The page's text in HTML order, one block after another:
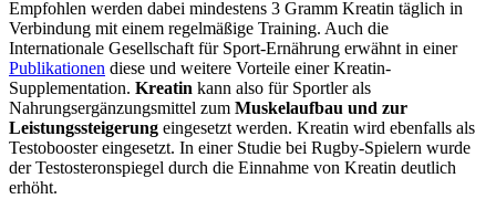
Empfohlen werden dabei mindestens 3 Gramm Kreatin täglich in
Verbindung mit einem regelmäßige Training. Auch die
Internationale Gesellschaft für Sport-Ernährung erwähnt in einer
Publikationen diese und weitere Vorteile einer Kreatin-
Supplementation. Kreatin kann also für Sportler als
Nahrungsergänzungsmittel zum Muskelaufbau und zur
Leistungssteigerung eingesetzt werden. Kreatin wird ebenfalls als
Testobooster eingesetzt. In einer Studie bei Rugby-Spielern wurde
der Testosteronspiegel durch die Einnahme von Kreatin deutlich
erhöht.